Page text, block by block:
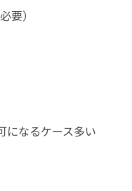
要）
になるケース多い